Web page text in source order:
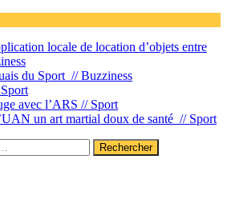
locale de location d’objets entre
du Sport //Buzziness
Sport
avec l’ARS // Sport
un art martial doux de santé // Sport